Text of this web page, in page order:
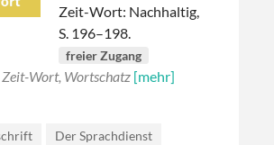
Zeit-Wort: Nachhaltig,
S. 196–198.
freier Zugang
Zeit-Wort, Wortschatz [mehr]
Der Sprachdienst